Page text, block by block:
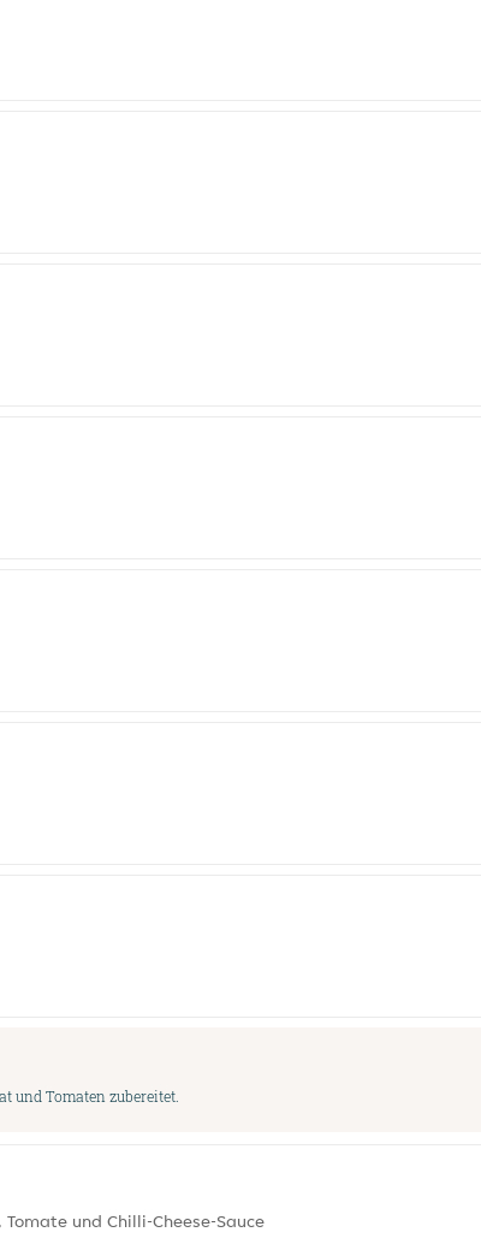
und Tomaten zubereitet.
und Chilli-Cheese-Sauce